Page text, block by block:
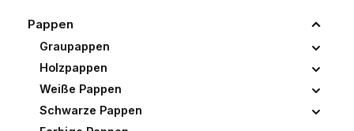
Pappen
Graupappen
Holzpappen
Weiße Pappen
Schwarze Pappen